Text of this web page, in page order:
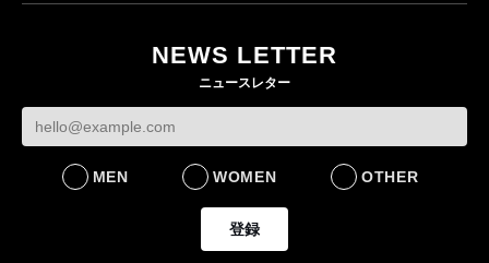
ケットなど7型を発売
FASHION
FASHION
BUSINESS
NEWS LETTER
ニュースレター
MEN WOMEN OTHER
登録